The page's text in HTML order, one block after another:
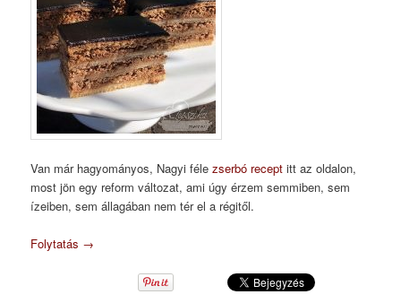
Van már hagyományos, Nagyi félezserbó recept itt az oldalon,
most jön egy reform változat, ami úgy érzem semmiben, sem
ízeiben, sem állagában nem tér el a régitől.
Folytatás →